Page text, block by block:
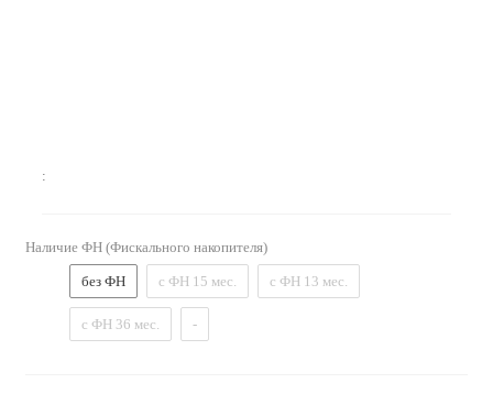
:
Наличие ФН (Фискального накопителя)
без ФН с ФН 15 мес. с ФН 13 мес.
с ФН 36 мес. -